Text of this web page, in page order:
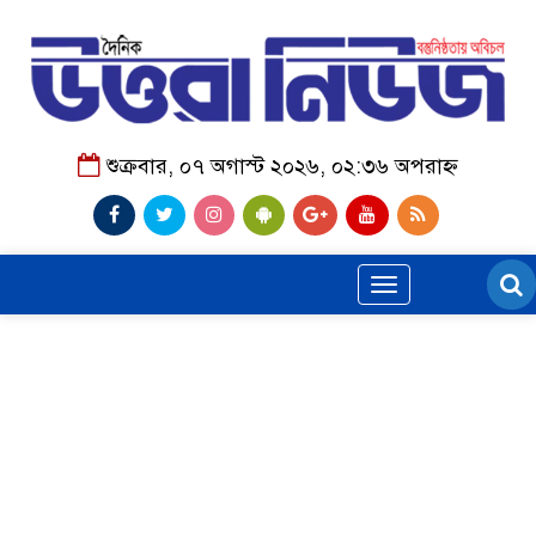
শুক্রবার, ০৭ অগাস্ট ২০২৬, ০২:৩৬ অপরাহ্ন
Toggle
navigation